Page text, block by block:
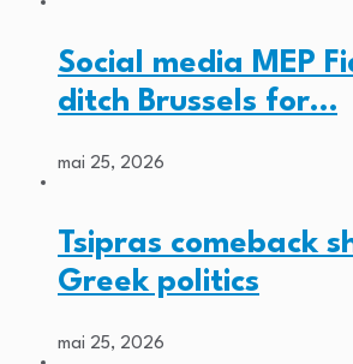
Social media MEP
ditch Brussels for…
mai 25, 2026
Tsipras comeback
Greek politics
mai 25, 2026